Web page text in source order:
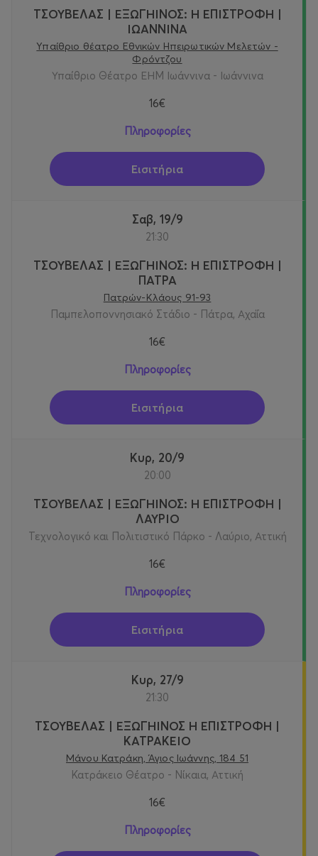
ΤΣΟΥΒΕΛΑΣ | ΕΞΩΓΗΙΝΟΣ: Η ΕΠΙΣΤΡΟΦΗ |
ΙΩΑΝΝΙΝΑ
Υπαίθριο θέατρο Εθνικών Ηπειρωτικών Μελετών -
Φρόντζου
Υπαίθριο Θέατρο ΕΗΜ Ιωάννινα - Ιωάννινα
16€
Πληροφορίες
Εισιτήρια
Σαβ, 19/9
21:30
ΤΣΟΥΒΕΛΑΣ | ΕΞΩΓΗΙΝΟΣ: Η ΕΠΙΣΤΡΟΦΗ |
ΠΑΤΡΑ
Πατρών-Κλάους 91-93
Παμπελοποννησιακό Στάδιο - Πάτρα, Αχαΐα
16€
Πληροφορίες
Εισιτήρια
Κυρ, 20/9
20:00
ΤΣΟΥΒΕΛΑΣ | ΕΞΩΓΗΙΝΟΣ: Η ΕΠΙΣΤΡΟΦΗ |
ΛΑΥΡΙΟ
Τεχνολογικό και Πολιτιστικό Πάρκο - Λαύριο, Αττική
16€
Πληροφορίες
Εισιτήρια
Κυρ, 27/9
21:30
ΤΣΟΥΒΕΛΑΣ | ΕΞΩΓΗΙΝΟΣ Η ΕΠΙΣΤΡΟΦΗ |
ΚΑΤΡΑΚΕΙΟ
Μάνου Κατράκη, Άγιος Ιωάννης, 184 51
Κατράκειο Θέατρο - Νίκαια, Αττική
16€
Πληροφορίες